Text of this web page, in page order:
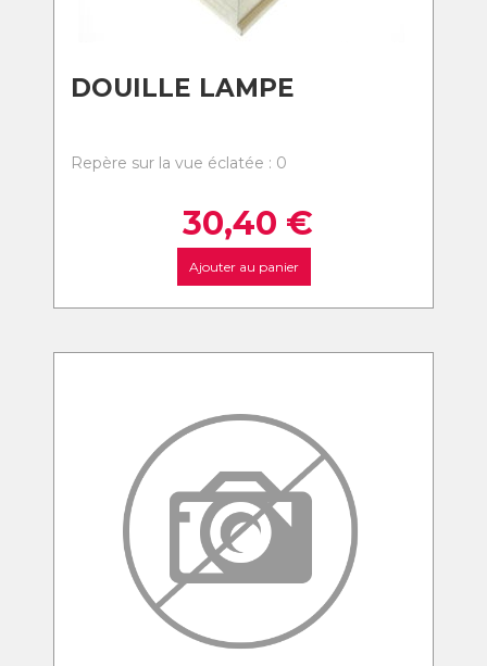
DOUILLE LAMPE
Repère sur la vue éclatée : 0
30,40 €
Ajouter au panier